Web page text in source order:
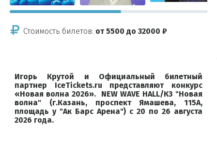
Стоимость билетов: от 5500 до 32000 ₽
Игорь Крутой и Официальный билетный
партнер IceTickets.ru представляют конкурс
«Новая волна 2026». NEW WAVE HALL/КЗ "Новая
волна" (г.Казань, проспект Ямашева, 115А,
площадь у "Ак Барс Арена") с 20 по 26 августа
2026 года.